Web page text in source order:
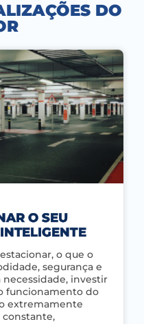
DO
O SEU
o que o
segurança e
necessidade, investir
funcionamento do
extremamente
constante,